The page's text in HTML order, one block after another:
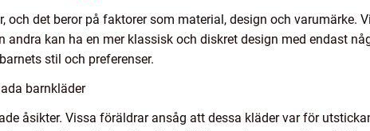
det beror på faktorer som material, design och varumärke.
kan ha en mer klassisk och diskret design med endast
stil och preferenser.
barnkläder
åsikter. Vissa föräldrar ansåg att dessa kläder var för